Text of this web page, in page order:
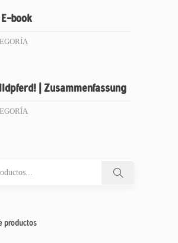
E-book
| Zusammenfassung
productos